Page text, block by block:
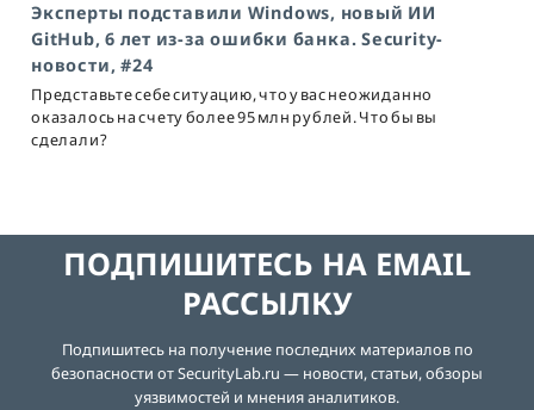
Эксперты подставили Windows, новый ИИ
GitHub, 6 лет из-за ошибки банка. Security-
новости, #24
Представьте себе ситуацию, что у вас неожиданно
оказалось на счету более 95 млн рублей. Что бы вы
сделали?
ПОДПИШИТЕСЬ НА EMAIL
РАССЫЛКУ
Подпишитесь на получение последних материалов по
безопасности от SecurityLab.ru — новости, статьи, обзоры
уязвимостей и мнения аналитиков.